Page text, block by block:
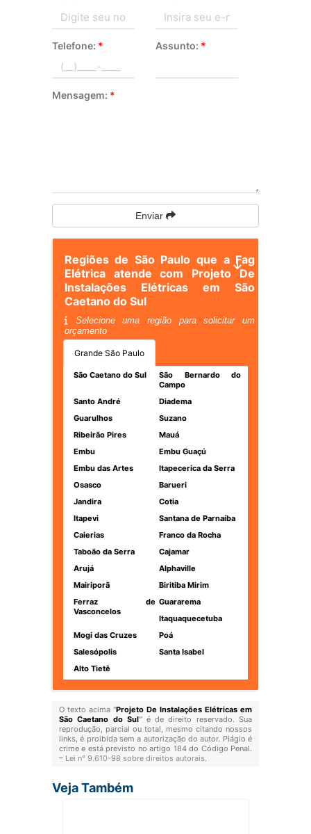
Telefone: * Assunto: *
Mensagem: *
Enviar
Regiões de São Paulo que a Fag
Elétrica atende com Projeto De
Instalações Elétricas em São
Caetano do Sul
Selecione uma região para solicitar um
orçamento
Grande São Paulo
São Caetano do Sul
São Bernardo do
Campo
Santo André
Diadema
Guarulhos
Suzano
Ribeirão Pires
Mauá
Embu
Embu Guaçú
Embu das Artes
Itapecerica da Serra
Osasco
Barueri
Jandira
Cotia
Itapevi
Santana de Parnaíba
Caierias
Franco da Rocha
Taboão da Serra
Cajamar
Arujá
Alphaville
Mairiporã
Biritiba Mirim
Ferraz de
Vasconcelos
Guararema
Itaquaquecetuba
Mogi das Cruzes
Poá
Salesópolis
Santa Isabel
Alto Tietê
O texto acima "Projeto De Instalações Elétricas em
São Caetano do Sul" é de direito reservado. Sua
reprodução, parcial ou total, mesmo citando nossos
links, é proibida sem a autorização do autor. Plágio é
crime e está previsto no artigo 184 do Código Penal.
– Lei n° 9.610-98 sobre direitos autorais.
Veja Também